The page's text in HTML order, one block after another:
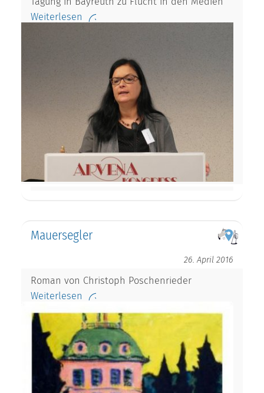
Weiterlesen
Mauersegler
26. April 2016
Roman von Christoph Poschenrieder
Weiterlesen